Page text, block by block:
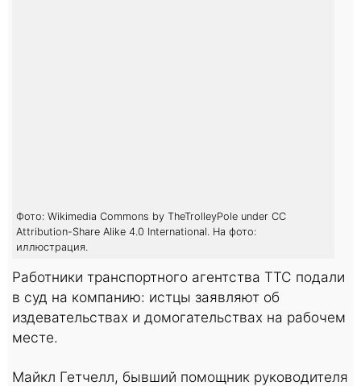
Фото: Wikimedia Commons by TheTrolleyPole under CC
Attribution-Share Alike 4.0 International. На фото:
иллюстрация.
Работники транспортного агентства TTC подали
в суд на компанию: истцы заявляют об
издевательствах и домогательствах на рабочем
месте.
Майкл Гетчелл, бывший помощник руководителя